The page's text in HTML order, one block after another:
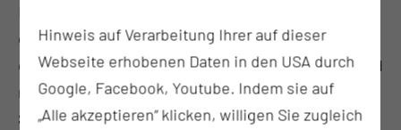
durchgeführt werden. In unserem Bereich betreuen
die Pflegenden Patientinnen und Patienten, vor und
nach Untersuchungen und Eingriffen, welche die
Strukturen des Herzens darstellen oder und die
Hinweis auf Verarbeitung Ihrer auf dieser
Webseite erhobenen Daten in den USA durch
Google, Facebook, Youtube. Indem sie auf
„Alle akzeptieren“ klicken, willigen Sie zugleich